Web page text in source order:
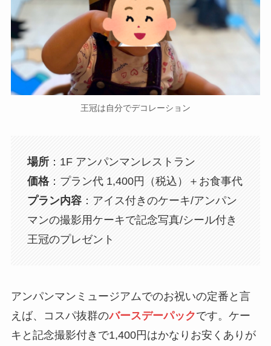
王冠は自分でデコレーション
場所：1F アンパンマンレストラン
価格：プラン代 1,400円（税込）＋お食事代
プラン内容：アイス付きのケーキ/アンパン
マンの撮影用ケーキで記念写真/シール付き
王冠のプレゼント
アンパンマンミュージアムでのお祝いの定番と言
えば、コスパ抜群のバースデーパックです。ケー
キと記念撮影付きで1,400円はかなりお安くありが